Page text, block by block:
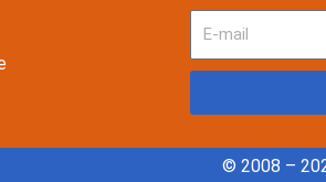
© 2008 –